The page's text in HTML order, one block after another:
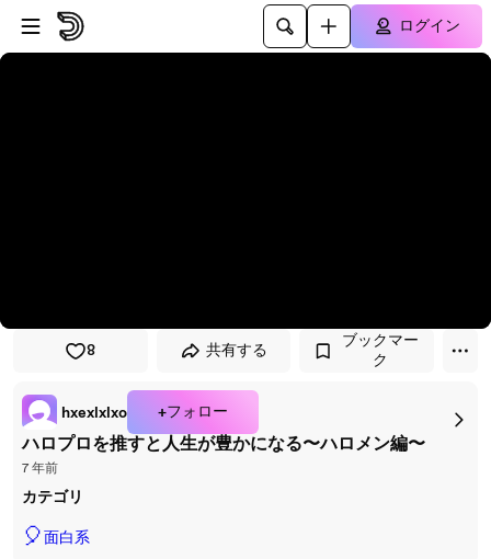
プレイヤーにスキップ
メインコンテンツにスキップ
ログイン
8 共有する
ブックマー
ク
hxexlxlxo +フォロー
ハロプロを推すと人生が豊かになる〜ハロメン編〜
7 年前
カテゴリ
🎈面白系